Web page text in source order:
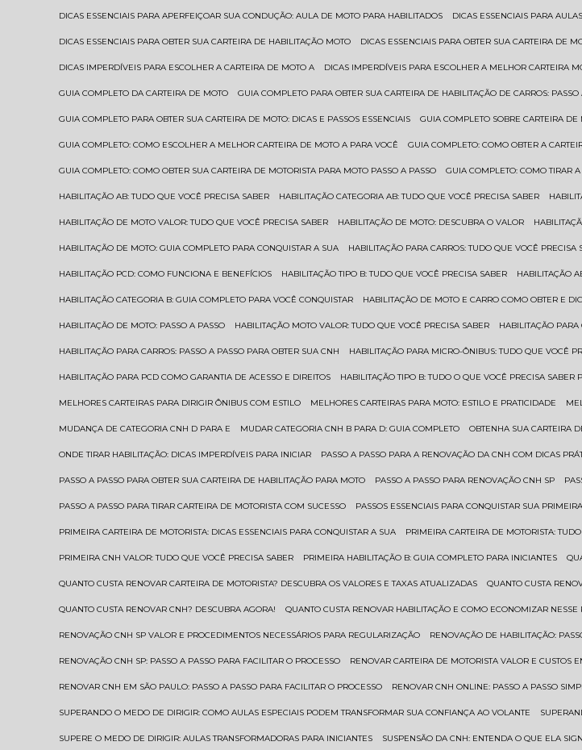
DICAS ESSENCIAIS PARA APERFEIÇOAR SUA CONDUÇÃO: AULA DE MOTO PARA HABILITADOS DICAS ESSENCIAIS PARA
DICAS ESSENCIAIS PARA OBTER SUA CARTEIRA DE HABILITAÇÃO MOTO DICAS ESSENCIAIS PARA OBTER SUA CARTEIRA DE
DICAS IMPERDÍVEIS PARA ESCOLHER A CARTEIRA DE MOTO A DICAS IMPERDÍVEIS PARA ESCOLHER A MELHOR CARTEIRA
GUIA COMPLETO DA CARTEIRA DE MOTO GUIA COMPLETO PARA OBTER SUA CARTEIRA DE HABILITAÇÃO DE CARROS:
GUIA COMPLETO PARA OBTER SUA CARTEIRA DE MOTO: DICAS E PASSOS ESSENCIAIS GUIA COMPLETO SOBRE CARTEIRA
GUIA COMPLETO: COMO ESCOLHER A MELHOR CARTEIRA DE MOTO A PARA VOCÊ GUIA COMPLETO: COMO OBTER A
GUIA COMPLETO: COMO OBTER SUA CARTEIRA DE MOTORISTA PARA MOTO PASSO A PASSO GUIA COMPLETO: COMO
HABILITAÇÃO AB: TUDO QUE VOCÊ PRECISA SABER HABILITAÇÃO CATEGORIA AB: TUDO QUE VOCÊ PRECISA SABER
HABILITAÇÃO DE MOTO VALOR: TUDO QUE VOCÊ PRECISA SABER HABILITAÇÃO DE MOTO: DESCUBRA O VALOR
HABILITAÇÃO DE MOTO: GUIA COMPLETO PARA CONQUISTAR A SUA HABILITAÇÃO PARA CARROS: TUDO QUE VOCÊ PRECISA
HABILITAÇÃO PCD: COMO FUNCIONA E BENEFÍCIOS HABILITAÇÃO TIPO B: TUDO QUE VOCÊ PRECISA SABER HABILITAÇÃO
HABILITAÇÃO CATEGORIA B: GUIA COMPLETO PARA VOCÊ CONQUISTAR HABILITAÇÃO DE MOTO E CARRO COMO OBTER E
HABILITAÇÃO DE MOTO: PASSO A PASSO HABILITAÇÃO MOTO VALOR: TUDO QUE VOCÊ PRECISA SABER HABILITAÇÃO
HABILITAÇÃO PARA CARROS: PASSO A PASSO PARA OBTER SUA CNH HABILITAÇÃO PARA MICRO-ÔNIBUS: TUDO QUE VOCÊ
HABILITAÇÃO PARA PCD COMO GARANTIA DE ACESSO E DIREITOS HABILITAÇÃO TIPO B: TUDO O QUE VOCÊ PRECISA
MELHORES CARTEIRAS PARA DIRIGIR ÔNIBUS COM ESTILO MELHORES CARTEIRAS PARA MOTO: ESTILO E PRATICIDADE
MUDANÇA DE CATEGORIA CNH D PARA E MUDAR CATEGORIA CNH B PARA D: GUIA COMPLETO OBTENHA SUA CARTEIRA
ONDE TIRAR HABILITAÇÃO: DICAS IMPERDÍVEIS PARA INICIAR PASSO A PASSO PARA A RENOVAÇÃO DA CNH COM DICAS
PASSO A PASSO PARA OBTER SUA CARTEIRA DE HABILITAÇÃO PARA MOTO PASSO A PASSO PARA RENOVAÇÃO CNH SP
PASSO A PASSO PARA TIRAR CARTEIRA DE MOTORISTA COM SUCESSO PASSOS ESSENCIAIS PARA CONQUISTAR SUA
PRIMEIRA CARTEIRA DE MOTORISTA: DICAS ESSENCIAIS PARA CONQUISTAR A SUA PRIMEIRA CARTEIRA DE MOTORISTA:
PRIMEIRA CNH VALOR: TUDO QUE VOCÊ PRECISA SABER PRIMEIRA HABILITAÇÃO B: GUIA COMPLETO PARA INICIANTES
QUANTO CUSTA RENOVAR CARTEIRA DE MOTORISTA? DESCUBRA OS VALORES E TAXAS ATUALIZADAS QUANTO CUSTA
QUANTO CUSTA RENOVAR CNH? DESCUBRA AGORA! QUANTO CUSTA RENOVAR HABILITAÇÃO E COMO ECONOMIZAR NESSE
RENOVAÇÃO CNH SP VALOR E PROCEDIMENTOS NECESSÁRIOS PARA REGULARIZAÇÃO RENOVAÇÃO DE HABILITAÇÃO:
RENOVAÇÃO CNH SP: PASSO A PASSO PARA FACILITAR O PROCESSO RENOVAR CARTEIRA DE MOTORISTA VALOR E CUSTOS
RENOVAR CNH EM SÃO PAULO: PASSO A PASSO PARA FACILITAR O PROCESSO RENOVAR CNH ONLINE: PASSO A PASSO
SUPERANDO O MEDO DE DIRIGIR: COMO AULAS ESPECIAIS PODEM TRANSFORMAR SUA CONFIANÇA AO VOLANTE
SUPERE O MEDO DE DIRIGIR: AULAS TRANSFORMADORAS PARA INICIANTES SUSPENSÃO DA CNH: ENTENDA O QUE ELA